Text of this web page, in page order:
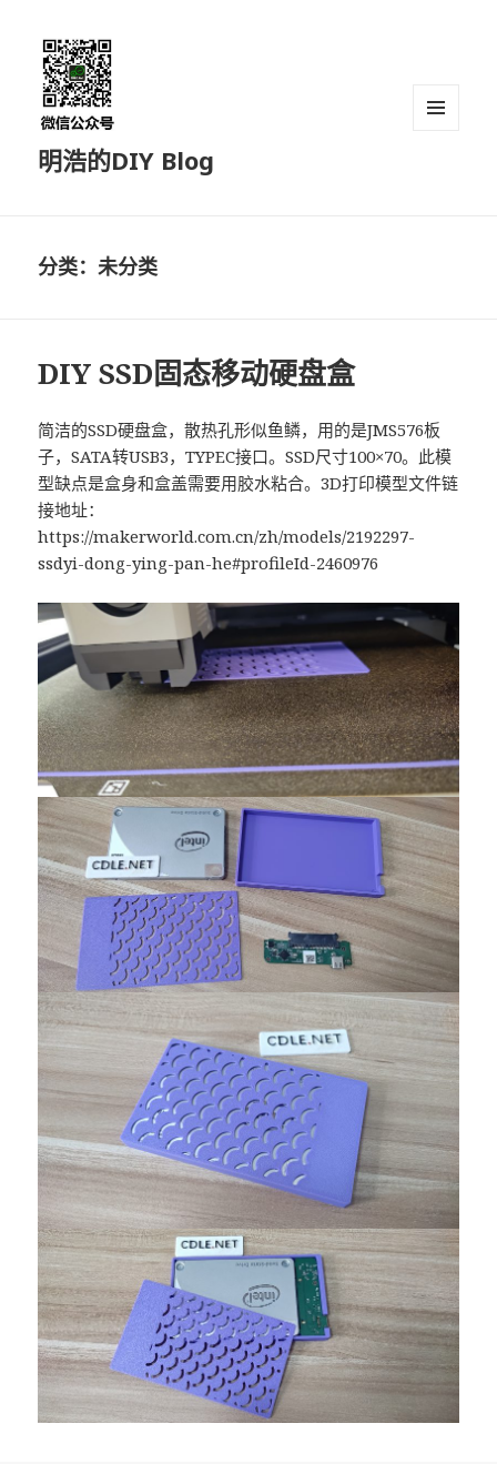
明浩的DIY Blog
分类：未分类
DIY SSD固态移动硬盘盒
简洁的SSD硬盘盒，散热孔形似鱼鳞，用的是JMS576板
子，SATA转USB3，TYPEC接口。SSD尺寸100×70。此模
型缺点是盒身和盒盖需要用胶水粘合。3D打印模型文件链
接地址：
https://makerworld.com.cn/zh/models/2192297-
ssdyi-dong-ying-pan-he#profileId-2460976